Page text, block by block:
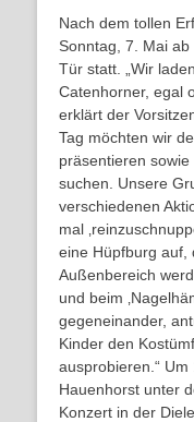
Nach dem tollen
Sonntag, 7. Mai
Tür statt. „Wir
Catenhorner, egal
erklärt der
Tag möchten wir
präsentieren
suchen. Unsere
verschiedenen
mal
eine Hüpfburg auf,
Außenbereich
und beim
gegeneinander,
Kinder den
ausprobieren.“
Hauenhorst unter
Konzert in der